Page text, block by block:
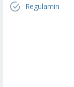
Regulamin